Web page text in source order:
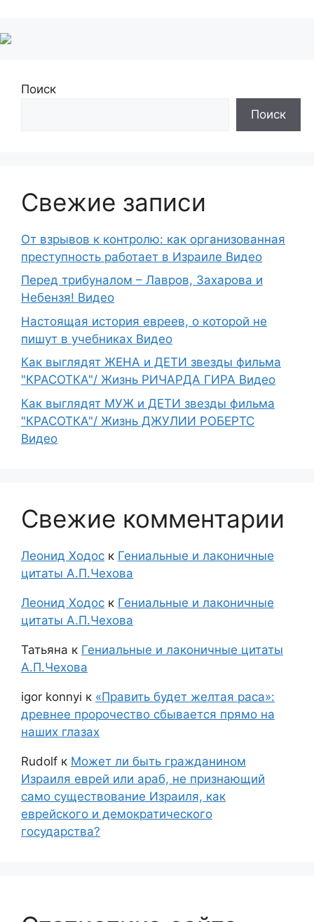
Поиск
Поиск
Свежие записи
От взрывов к контролю: как организованная
преступность работает в Израиле Видео
Перед трибуналом – Лавров, Захарова и
Небензя! Видео
Настоящая история евреев, о которой не
пишут в учебниках Видео
Как выглядят ЖЕНА и ДЕТИ звезды фильма
"КРАСОТКА"/ Жизнь РИЧАРДА ГИРА Видео
Как выглядят МУЖ и ДЕТИ звезды фильма
"КРАСОТКА"/ Жизнь ДЖУЛИИ РОБЕРТС
Видео
Свежие комментарии
Леонид Ходос к Гениальные и лаконичные
цитаты А.П.Чехова
Леонид Ходос к Гениальные и лаконичные
цитаты А.П.Чехова
Татьяна к Гениальные и лаконичные цитаты
А.П.Чехова
igor konnyi к «Править будет желтая раса»:
древнее пророчество сбывается прямо на
наших глазах
Rudolf к Может ли быть гражданином
Израиля еврей или араб, не признающий
само существование Израиля, как
еврейского и демократического
государства?